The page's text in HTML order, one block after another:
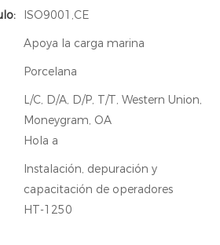
ISO9001,CE
Apoya la carga marina
Porcelana
L/C, D/A, D/P, T/T, Western Union,
Moneygram, OA
Hola a
Instalación, depuración y
capacitación de operadores
HT-1250